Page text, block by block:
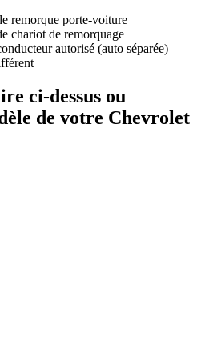
remorque porte-voiture
chariot de remorquage
autorisé (auto séparée)
ci-dessus ou
de votre Chevrolet